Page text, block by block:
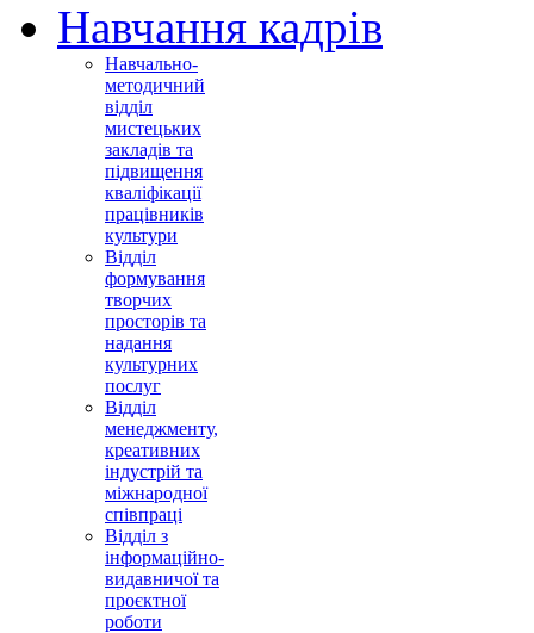
Навчання кадрів
Навчально-
методичний
відділ
мистецьких
закладів та
підвищення
кваліфікації
працівників
культури
Відділ
формування
творчих
просторів та
надання
культурних
послуг
Відділ
менеджменту,
креативних
індустрій та
міжнародної
співпраці
Відділ з
інформаційно-
видавничої та
проєктної
роботи